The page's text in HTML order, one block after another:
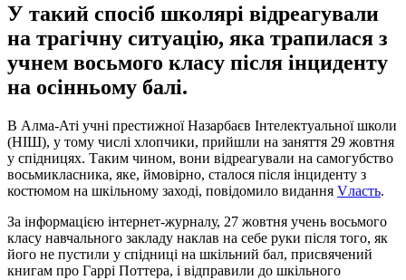
У такий спосіб школярі відреагували
на трагічну ситуацію, яка трапилася з
учнем восьмого класу після інциденту
на осінньому балі.
В Алма-Аті учні престижної Назарбаєв Інтелектуальної школи
(НІШ), у тому числі хлопчики, прийшли на заняття 29 жовтня
у спідницях. Таким чином, вони відреагували на самогубство
восьмикласника, яке, ймовірно, сталося після інциденту з
костюмом на шкільному заході, повідомило видання Vласть.
За інформацією інтернет-журналу, 27 жовтня учень восьмого
класу навчального закладу наклав на себе руки після того, як
його не пустили у спідниці на шкільний бал, присвячений
книгам про Гаррі Поттера, і відправили до шкільного